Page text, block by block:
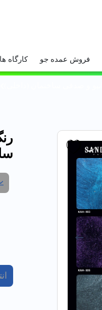
فروش عمده جو کارگاه